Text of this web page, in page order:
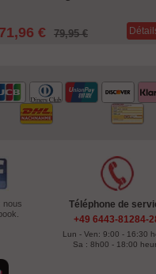
71,96 € 79,95 €
nous
Téléphone de
+49 6443-81284-
Lun - Ven: 9:00 - 16:30
Sa : 8h00 - 18:00